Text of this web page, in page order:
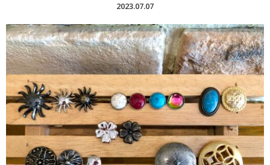
2023.07.07